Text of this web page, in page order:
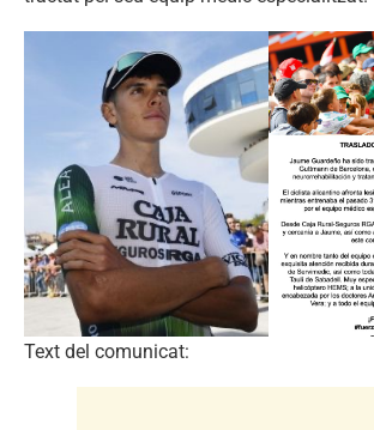
Text del comunicat: